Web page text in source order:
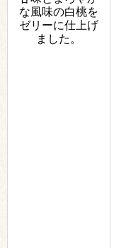
な風味の白桃を
ゼリーに仕上げ
ました。